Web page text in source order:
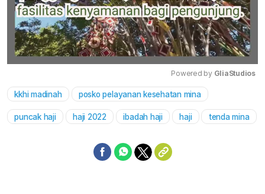
Powered by GliaStudios
kkhi madinah posko pelayanan kesehatan mina
puncak haji haji 2022 ibadah haji haji tenda mina